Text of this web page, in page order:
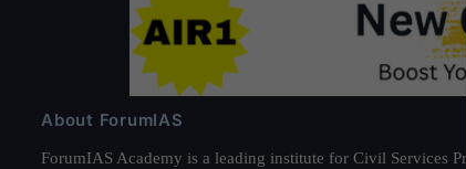
About ForumIAS
ForumIAS Academy is a leading institute for Civil Services